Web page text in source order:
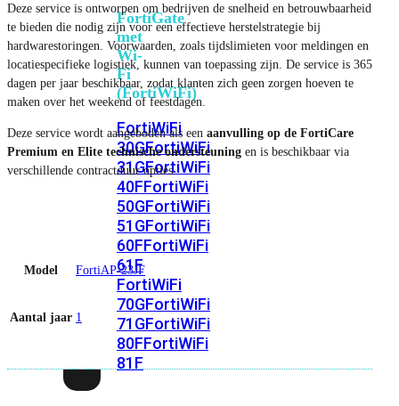
FortiGate
met
Wi-
Fi
(FortiWiFi)
FortiWiFi
30GFortiWiFi
31GFortiWiFi
40FFortiWiFi
50GFortiWiFi
51GFortiWiFi
60FFortiWiFi
61F
FortiWiFi
70GFortiWiFi
71GFortiWiFi
80FFortiWiFi
81F
Deze service is ontworpen om bedrijven de snelheid en betrouwbaarheid
te bieden die nodig zijn voor een effectieve herstelstrategie bij
hardwarestoringen. Voorwaarden, zoals tijdslimieten voor meldingen en
locatiespecifieke logistiek, kunnen van toepassing zijn. De service is 365
dagen per jaar beschikbaar, zodat klanten zich geen zorgen hoeven te
maken over het weekend of feestdagen.
Deze service wordt aangeboden als een aanvulling op de FortiCare
Premium en Elite technische ondersteuning en is beschikbaar via
verschillende contractduur opties.
Model FortiAP-23JF
Aantal jaar 1